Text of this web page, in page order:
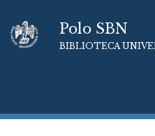
Polo SBN
BIBLIOTECA